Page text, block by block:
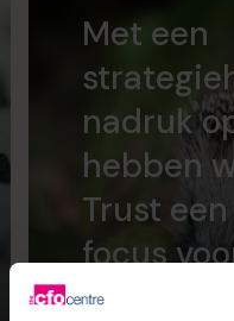
Met een
nadruk
hebben
Trust
focus
gegeven.